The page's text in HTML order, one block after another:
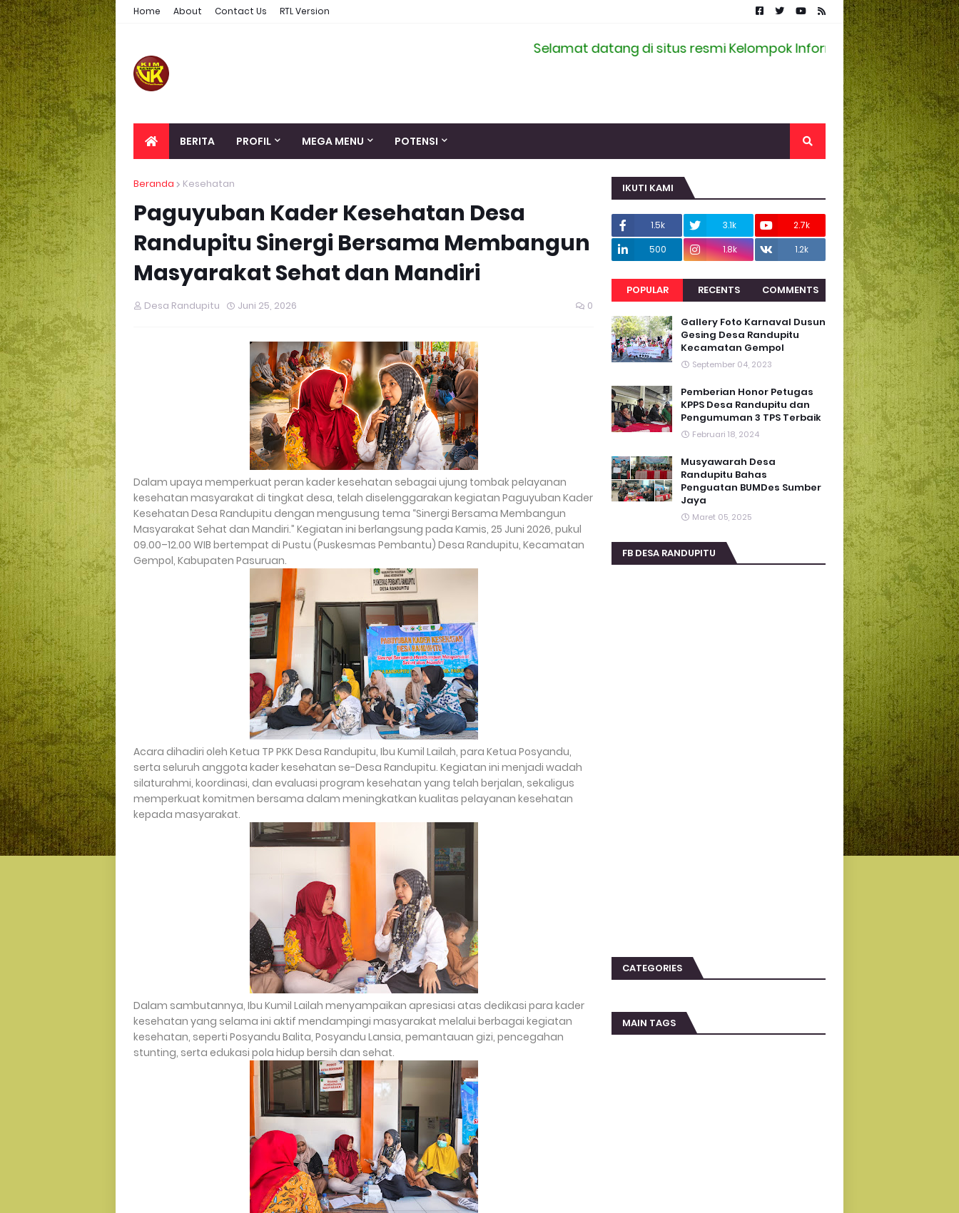
Home About Contact Us RTL Version
Selamat datang di situs resmi Kelompok Informasi Masyarakat Desa
BERITA PROFIL MEGA MENU POTENSI
Beranda Kesehatan
Paguyuban Kader Kesehatan Desa
Randupitu Sinergi Bersama Membangun
Masyarakat Sehat dan Mandiri
Desa Randupitu Juni 25, 2026 0
Dalam upaya memperkuat peran kader kesehatan sebagai ujung tombak pelayanan
kesehatan masyarakat di tingkat desa, telah diselenggarakan kegiatan Paguyuban Kader
Kesehatan Desa Randupitu dengan mengusung tema “Sinergi Bersama Membangun
Masyarakat Sehat dan Mandiri.” Kegiatan ini berlangsung pada Kamis, 25 Juni 2026, pukul
09.00–12.00 WIB bertempat di Pustu (Puskesmas Pembantu) Desa Randupitu, Kecamatan
Gempol, Kabupaten Pasuruan.
Acara dihadiri oleh Ketua TP PKK Desa Randupitu, Ibu Kumil Lailah, para Ketua Posyandu,
serta seluruh anggota kader kesehatan se-Desa Randupitu. Kegiatan ini menjadi wadah
silaturahmi, koordinasi, dan evaluasi program kesehatan yang telah berjalan, sekaligus
memperkuat komitmen bersama dalam meningkatkan kualitas pelayanan kesehatan
kepada masyarakat.
Dalam sambutannya, Ibu Kumil Lailah menyampaikan apresiasi atas dedikasi para kader
kesehatan yang selama ini aktif mendampingi masyarakat melalui berbagai kegiatan
kesehatan, seperti Posyandu Balita, Posyandu Lansia, pemantauan gizi, pencegahan
stunting, serta edukasi pola hidup bersih dan sehat.
IKUTI KAMI
1.5k 3.1k
2.7k
500
1.8k 1.2k
POPULAR RECENTS COMMENTS
Gallery Foto Karnaval Dusun
Gesing Desa Randupitu
Kecamatan Gempol
September 04, 2023
Pemberian Honor Petugas
KPPS Desa Randupitu dan
Pengumuman 3 TPS Terbaik
Februari 18, 2024
Musyawarah Desa
Randupitu Bahas
Penguatan BUMDes Sumber
Jaya
Maret 05, 2025
FB DESA RANDUPITU
CATEGORIES
MAIN TAGS